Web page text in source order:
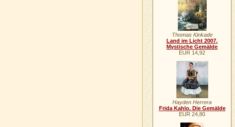
Thomas Kinkade
Land im Licht 2007.
Mystische Gemälde
EUR 14,92
Hayden Herrera
Frida Kahlo. Die Gemälde
EUR 24,80